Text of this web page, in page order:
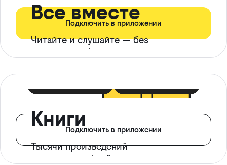
Все вместе
Читайте и слушайте — без
ограничений*
Подключить в приложении
Книги
Тысячи произведений
с доступом офлайн
Подключить в приложении